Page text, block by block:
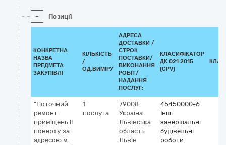
- Позиції
КОНКРЕТНА
НАЗВА
ПРЕДМЕТА
ЗАКУПІВЛІ
КІЛЬКІСТЬ
/
ОД.ВИМІРУ
АДРЕСА
ДОСТАВКИ /
СТРОК
ПОСТАВКИ/
ВИКОНАННЯ
РОБІТ/
НАДАННЯ
ПОСЛУГ:
КЛАСИФІКАТОР
ДК 021:2015
(CPV)
"Поточний
ремонт
приміщень II
поверху за
адресою м.
1
послуга
79008
Україна
Львівська
область
Львів
45450000-6
Інші
завершальні
будівельні
роботи